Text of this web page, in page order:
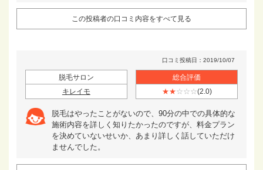
この投稿者の口コミ内容をすべて見る
口コミ投稿日：2019/10/07
脱毛サロン
キレイモ
総合評価
★★☆☆☆(2.0)
脱毛はやったことがないので、90分の中での具体的な
施術内容を詳しく知りたかったのですが、料金プラン
を決めていないせいか、あまり詳しく話していただけ
ませんでした。